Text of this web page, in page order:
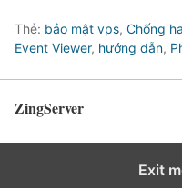
Thẻ: bảo mật vps, Chống
Event Viewer, hướng dẫn,
ZingServer
Exit